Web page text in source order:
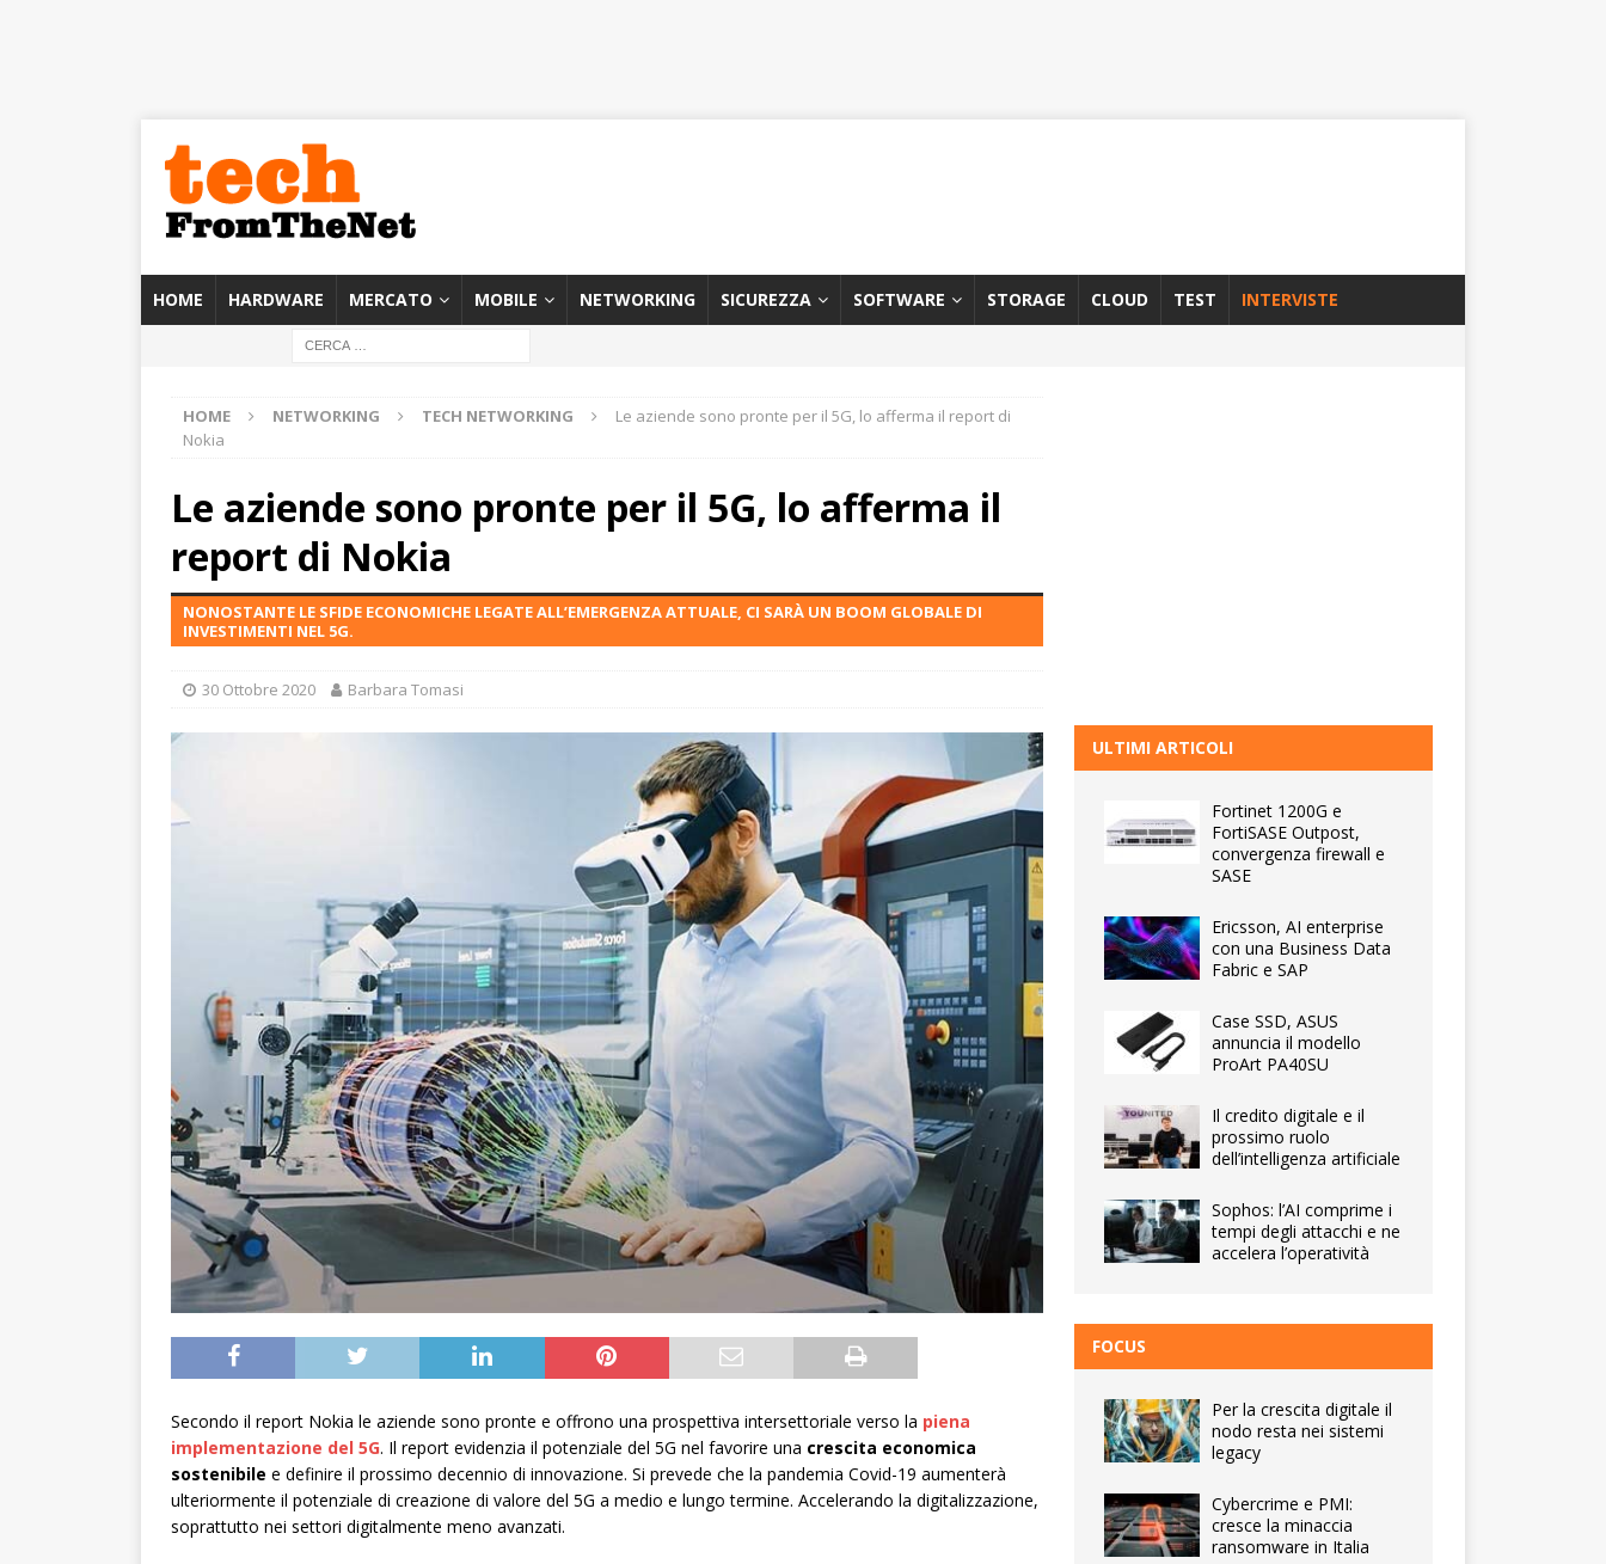
HOME HARDWARE MERCATO MOBILE NETWORKING SICUREZZA SOFTWARE STORAGE CLOUD TEST INTERVISTE
HOME NETWORKING TECH NETWORKING
Le aziende sono pronte per il 5G, lo afferma il report di
Nokia
Le aziende sono pronte per il 5G, lo afferma il
report di Nokia
NONOSTANTE LE SFIDE ECONOMICHE LEGATE ALL’EMERGENZA ATTUALE, CI SARÀ UN BOOM GLOBALE DI
INVESTIMENTI NEL 5G.
30 Ottobre 2020 Barbara Tomasi
Secondo il report Nokia le aziende sono pronte e offrono una prospettiva intersettoriale verso la piena
implementazione del 5G. Il report evidenzia il potenziale del 5G nel favorire una crescita economica
sostenibile e definire il prossimo decennio di innovazione. Si prevede che la pandemia Covid-19 aumenterà
ulteriormente il potenziale di creazione di valore del 5G a medio e lungo termine. Accelerando la digitalizzazione,
soprattutto nei settori digitalmente meno avanzati.
ULTIMI ARTICOLI
Fortinet 1200G e
FortiSASE Outpost,
convergenza firewall e
SASE
Ericsson, AI enterprise
con una Business Data
Fabric e SAP
Case SSD, ASUS
annuncia il modello
ProArt PA40SU
Il credito digitale e il
prossimo ruolo
dell’intelligenza artificiale
Sophos: l’AI comprime i
tempi degli attacchi e ne
accelera l’operatività
FOCUS
Per la crescita digitale il
nodo resta nei sistemi
legacy
Cybercrime e PMI:
cresce la minaccia
ransomware in Italia